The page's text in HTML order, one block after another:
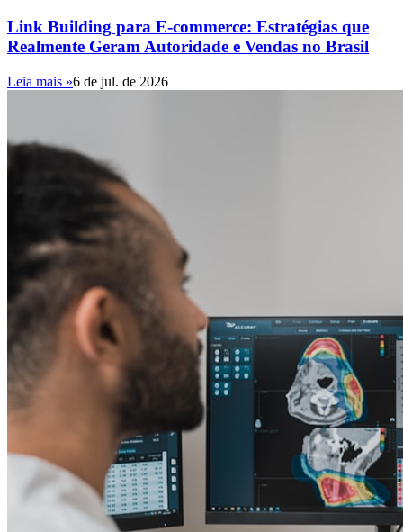
Link Building para E-commerce: Estratégias que
Realmente Geram Autoridade e Vendas no Brasil
Leia mais »6 de jul. de 2026